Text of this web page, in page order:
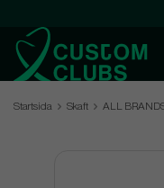
Startsida Skaft ALL